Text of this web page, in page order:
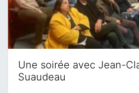
Une soirée avec Jean-
Suaudeau